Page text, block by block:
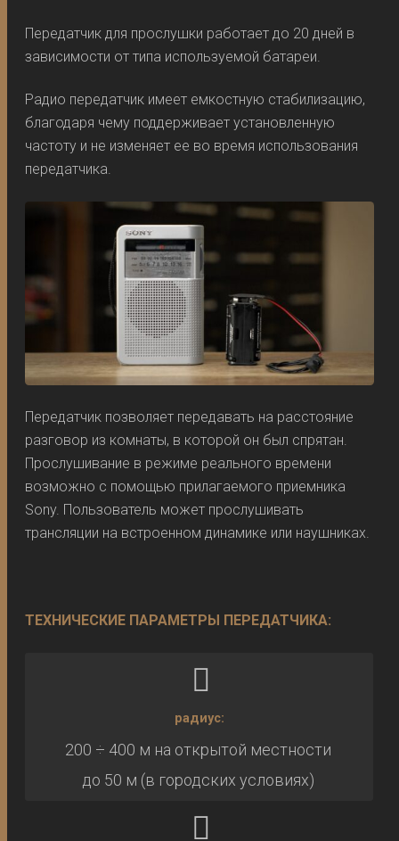
Передатчик для прослушки работает до 20 дней в
зависимости от типа используемой батареи.
Радио передатчик имеет емкостную стабилизацию,
благодаря чему поддерживает установленную
частоту и не изменяет ее во время использования
передатчика.
Передатчик позволяет передавать на расстояние
разговор из комнаты, в которой он был спрятан.
Прослушивание в режиме реального времени
возможно с помощью прилагаемого приемника
Sony. Пользователь может прослушивать
трансляции на встроенном динамике или наушниках.
ТЕХНИЧЕСКИЕ ПАРАМЕТРЫ ПЕРЕДАТЧИКА:
радиус:
200 ÷ 400 м на открытой местности
до 50 м (в городских условиях)